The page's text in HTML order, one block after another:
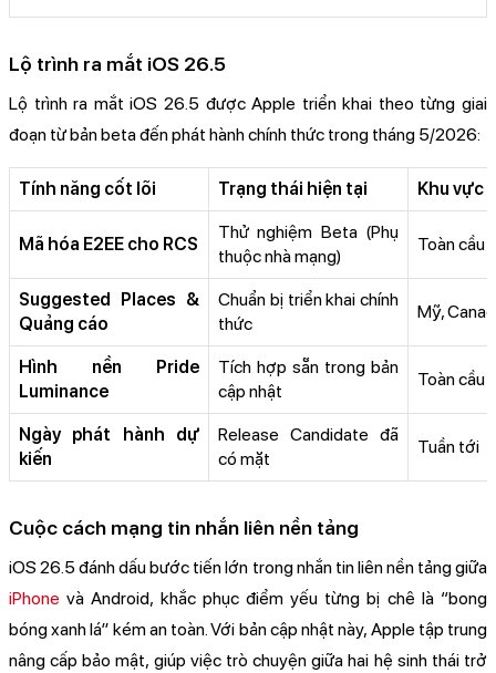
Lộ trình ra mắt iOS 26.5
Lộ trình ra mắt iOS 26.5 được Apple triển khai theo từng giai
đoạn từ bản beta đến phát hành chính thức trong tháng 5/2026:
Tính năng cốt lõi Trạng thái hiện tại Khu vực
Mã hóa E2EE cho RCS
Thử nghiệm Beta (Phụ
thuộc nhà mạng)
Toàn cầu
Suggested Places &
Quảng cáo
Chuẩn bị triển khai chính
thức
Mỹ,
Hình nền Pride
Luminance
Tích hợp sẵn trong bản
cập nhật
Toàn cầu
Ngày phát hành dự
kiến
Release Candidate đã
có mặt
Tuần tới
Cuộc cách mạng tin nhắn liên nền tảng
iOS 26.5 đánh dấu bước tiến lớn trong nhắn tin liên nền tảng giữa
iPhone và Android, khắc phục điểm yếu từng bị chê là “bong
bóng xanh lá” kém an toàn. Với bản cập nhật này, Apple tập trung
nâng cấp bảo mật, giúp việc trò chuyện giữa hai hệ sinh thái trở